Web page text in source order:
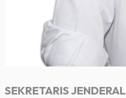
SEKRETARIS JENDERAL